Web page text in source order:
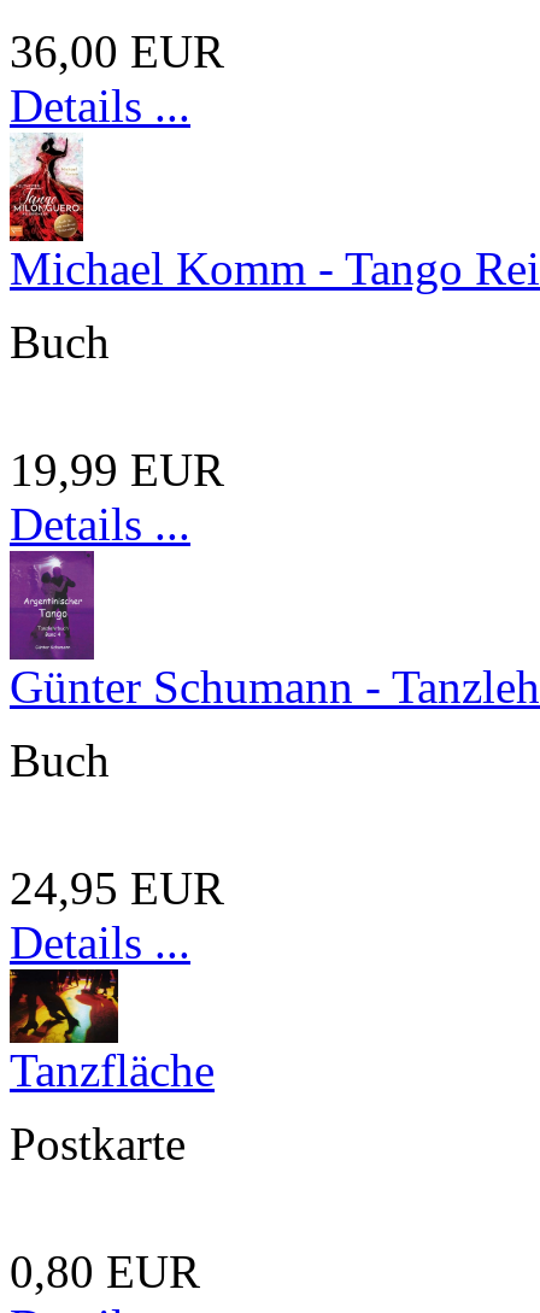
36,00 EUR
Details ...
Michael Komm - Tango
Buch
19,99 EUR
Details ...
Günter Schumann -
Buch
24,95 EUR
Details ...
Tanzfläche
Postkarte
0,80 EUR